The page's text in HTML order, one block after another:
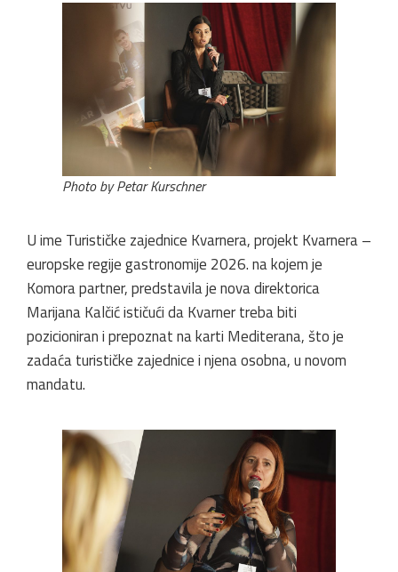
Photo by Petar Kurschner
U ime Turističke zajednice Kvarnera, projekt Kvarnera –
europske regije gastronomije 2026. na kojem je
Komora partner, predstavila je nova direktorica
Marijana Kalčić ističući da Kvarner treba biti
pozicioniran i prepoznat na karti Mediterana, što je
zadaća turističke zajednice i njena osobna, u novom
mandatu.